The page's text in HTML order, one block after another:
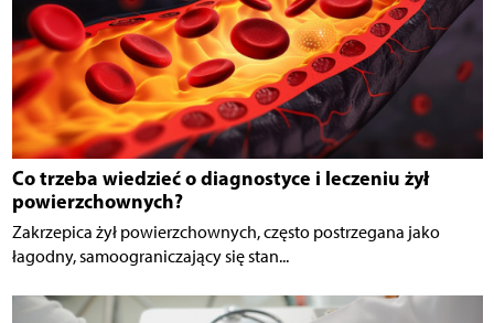
Co trzeba wiedzieć o diagnostyce i leczeniu żył
powierzchownych?
Zakrzepica żył powierzchownych, często postrzegana jako
łagodny, samoograniczający się stan...